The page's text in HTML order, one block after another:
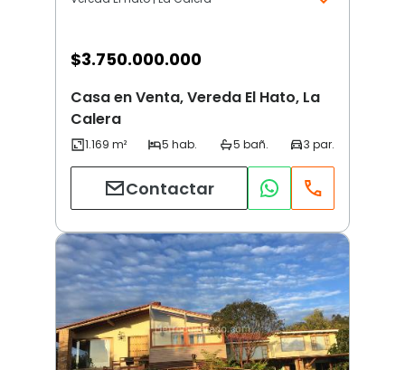
$3.750.000.000
Casa en Venta, Vereda El Hato, La
Calera
Contactar